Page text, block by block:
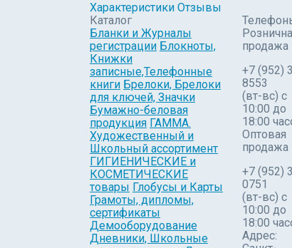
Характеристики Отзывы
Каталог
Бланки и Журналы
регистрации Блокноты,
Книжки
записные,Телефонные
книги Брелоки, Брелоки
для ключей, Значки
Бумажно-беловая
продукция ГАММА.
Художественный и
Школьный ассортимент
ГИГИЕНИЧЕСКИЕ и
КОСМЕТИЧЕСКИЕ
товары Глобусы и Карты
Грамоты, дипломы,
сертификаты
Демооборудование
Дневники, Школьные
продажа
+7 (952)
8553
(вт-вс) c
10:00 до
18:00
Оптовая
продажа
+7 (952)
0751
(вт-вс) с
10:00 до
18:00
Адрес: